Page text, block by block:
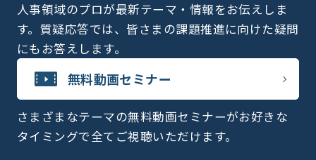
人事領域のプロが最新テーマ・情報をお伝えしま
す。質疑応答では、皆さまの課題推進に向けた疑問
にもお答えします。
無料動画セミナー
さまざまなテーマの無料動画セミナーがお好きな
タイミングで全てご視聴いただけます。